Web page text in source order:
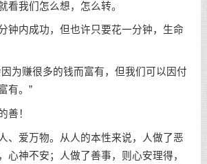
看我们怎么想，怎么转。
内成功，但也许只要花一分钟，生命
赚很多的钱而富有，但我们可以因付
有。”
！
爱万物。从人的本性来说，人做了恶
心神不安；人做了善事，则心安理得，